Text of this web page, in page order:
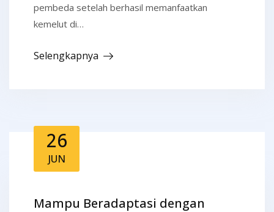
pembeda setelah berhasil memanfaatkan
kemelut di…
Selengkapnya
26
JUN
Mampu Beradaptasi dengan